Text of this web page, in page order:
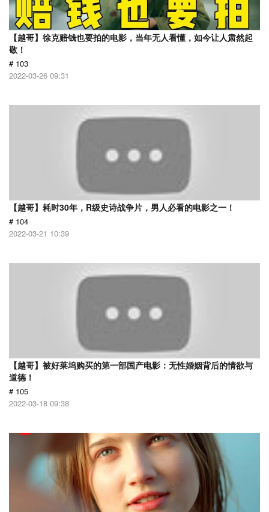
【越哥】徐克赔钱也要拍的电影，当年无人看懂，如今让人肃然起
敬！
# 103
2022-03-26 09:31
【越哥】耗时30年，R级史诗战争片，男人必看的电影之一！
# 104
2022-03-21 10:39
【越哥】被好莱坞购买的第一部国产电影：无性婚姻背后的情欲与
道德！
# 105
2022-03-18 09:38